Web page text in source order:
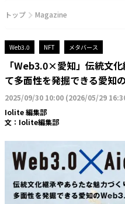
トップ Magazine
Web3.0 NFT メタバース
「Web3.0×愛知」伝統文
て多面性を発掘できる愛知
2025/09/30 10:00 (2026/05/29
Iolite 編集部
文： Iolite編集部